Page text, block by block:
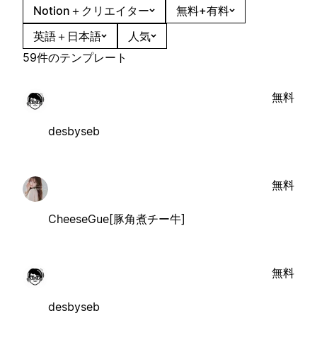
Notion＋クリエイター
無料+有料
英語＋日本語
人気
59件のテンプレート
desbyseb
無料
CheeseGue[豚角煮チー牛]
無料
desbyseb
無料